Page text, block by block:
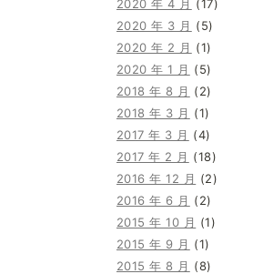
2020 年 4 月 (17)
2020 年 3 月 (5)
2020 年 2 月 (1)
2020 年 1 月 (5)
2018 年 8 月 (2)
2018 年 3 月 (1)
2017 年 3 月 (4)
2017 年 2 月 (18)
2016 年 12 月 (2)
2016 年 6 月 (2)
2015 年 10 月 (1)
2015 年 9 月 (1)
2015 年 8 月 (8)